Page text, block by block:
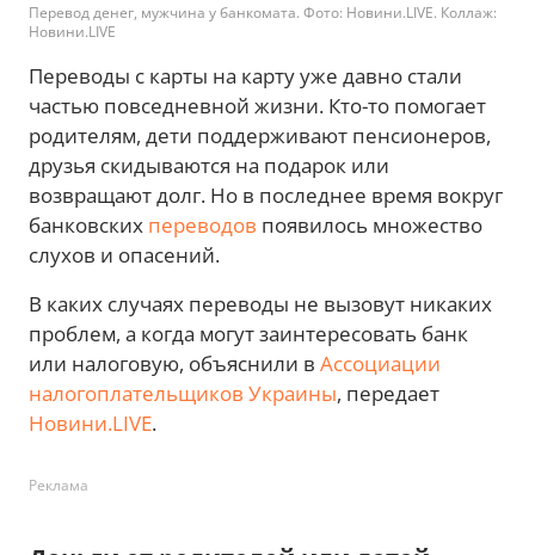
Перевод денег, мужчина у банкомата. Фото: Новини.LIVE. Коллаж:
Новини.LIVE
Переводы с карты на карту уже давно стали
частью повседневной жизни. Кто-то помогает
родителям, дети поддерживают пенсионеров,
друзья скидываются на подарок или
возвращают долг. Но в последнее время вокруг
банковских переводов появилось множество
слухов и опасений.
В каких случаях переводы не вызовут никаких
проблем, а когда могут заинтересовать банк
или налоговую, объяснили в Ассоциации
налогоплательщиков Украины, передает
Новини.LIVE.
Реклама